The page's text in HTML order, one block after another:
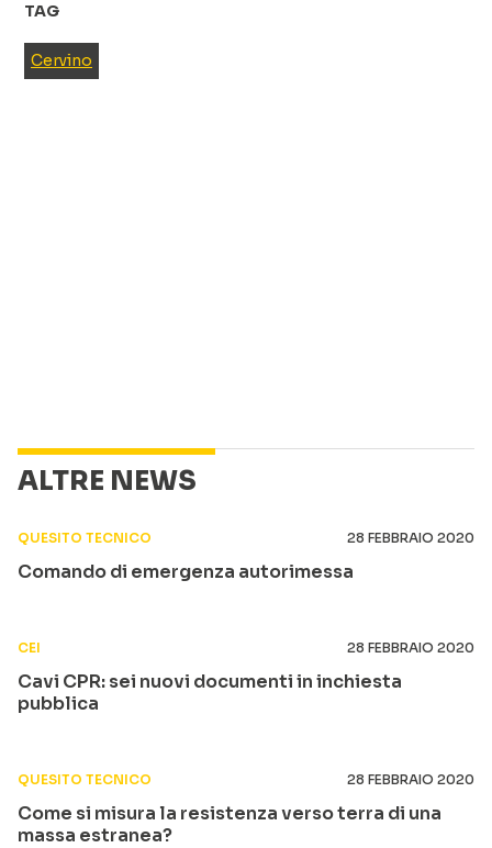
TAG
Cervino
ALTRE NEWS
QUESITO TECNICO 28 FEBBRAIO 2020
Comando di emergenza autorimessa
CEI 28 FEBBRAIO 2020
Cavi CPR: sei nuovi documenti in inchiesta
pubblica
QUESITO TECNICO 28 FEBBRAIO 2020
Come si misura la resistenza verso terra di una
massa estranea?